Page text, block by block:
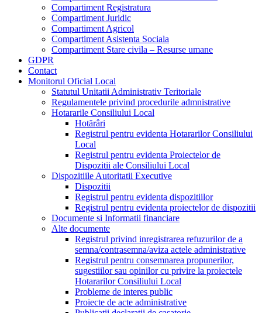
Compartiment Registratura
Compartiment Juridic
Compartiment Agricol
Compartiment Asistenta Sociala
Compartiment Stare civila – Resurse umane
GDPR
Contact
Monitorul Oficial Local
Statutul Unitatii Administrativ Teritoriale
Regulamentele privind procedurile admnistrative
Hotararile Consiliului Local
Hotărâri
Registrul pentru evidenta Hotararilor Consiliului
Local
Registrul pentru evidenta Proiectelor de
Dispozitii ale Consiliului Local
Dispozitiile Autoritatii Executive
Dispozitii
Registrul pentru evidenta dispozitiilor
Registrul pentru evidenta proiectelor de dispozitii
Documente si Informatii financiare
Alte documente
Registrul privind inregistrarea refuzurilor de a
semna/contrasemna/aviza actele administrative
Registrul pentru consemnarea propunerilor,
sugestiilor sau opinilor cu privire la proiectele
Hotararilor Consiliului Local
Probleme de interes public
Proiecte de acte administrative